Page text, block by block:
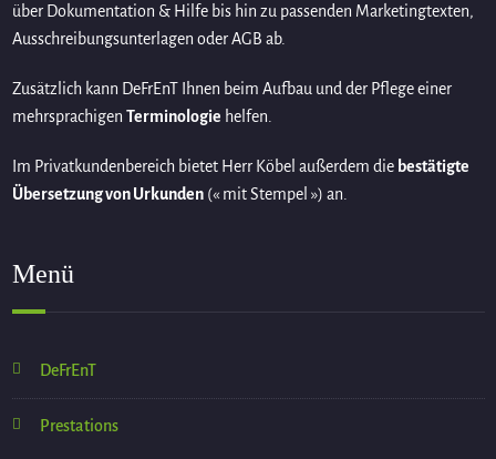
über Dokumentation & Hilfe bis hin zu passenden Marketingtexten,
Ausschreibungsunterlagen oder AGB ab.
Zusätzlich kann DeFrEnT Ihnen beim Aufbau und der Pflege einer
mehrsprachigen Terminologie helfen.
Im Privatkundenbereich bietet Herr Köbel außerdem die bestätigte
Übersetzung von Urkunden(« mit Stempel ») an.
Menü
DeFrEnT
Prestations